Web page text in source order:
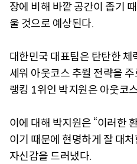
장에 비해 바깥 공간이 좁기
울 것으로 예상된다.
대한민국 대표팀은 탄탄한
세워 아웃코스 추월 전략을 주
랭킹 1위인 박지원은 아웃코
이에 대해 박지원은 “이러한
이기 때문에 현명하게 잘 대
자신감을 드러냈다.